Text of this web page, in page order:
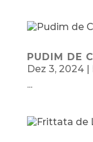
PUDIM DE
Dez 3, 2024|
...